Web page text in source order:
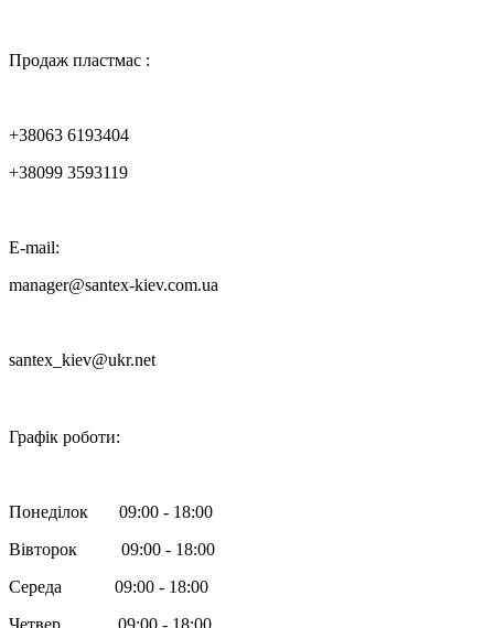
Продаж пластмас :
+38063 6193404
+38099 3593119
E-mail:
manager@santex-kiev.com.ua
santex_kiev@ukr.net
Графік роботи:
Понеділок 09:00 - 18:00
Вівторок 09:00 - 18:00
Середа 09:00 - 18:00
Четвер 09:00 - 18:00